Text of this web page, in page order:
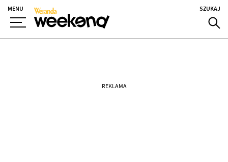
MENU SZUKAJ
REKLAMA